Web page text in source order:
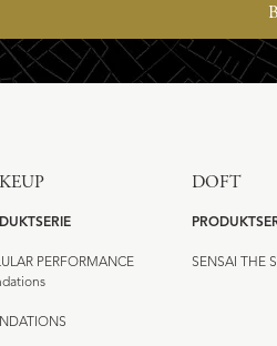
PERFORMANCE
DOFT
SENSAI THE